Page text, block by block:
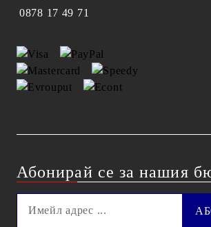
0878 17 49 71
Абонирай се за нашия